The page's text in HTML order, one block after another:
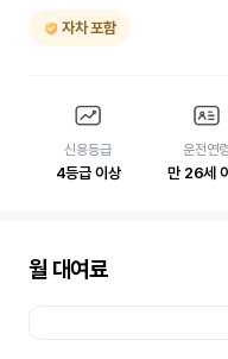
자차 포함
신용등급
4등급 이상
운전연령
만 26세
월 대여료